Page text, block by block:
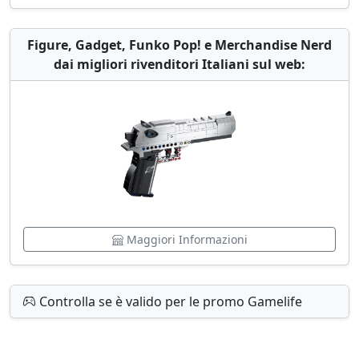
Figure, Gadget, Funko Pop! e Merchandise Nerd
dai migliori rivenditori Italiani sul web:
Maggiori Informazioni
Controlla se è valido per le promo Gamelife